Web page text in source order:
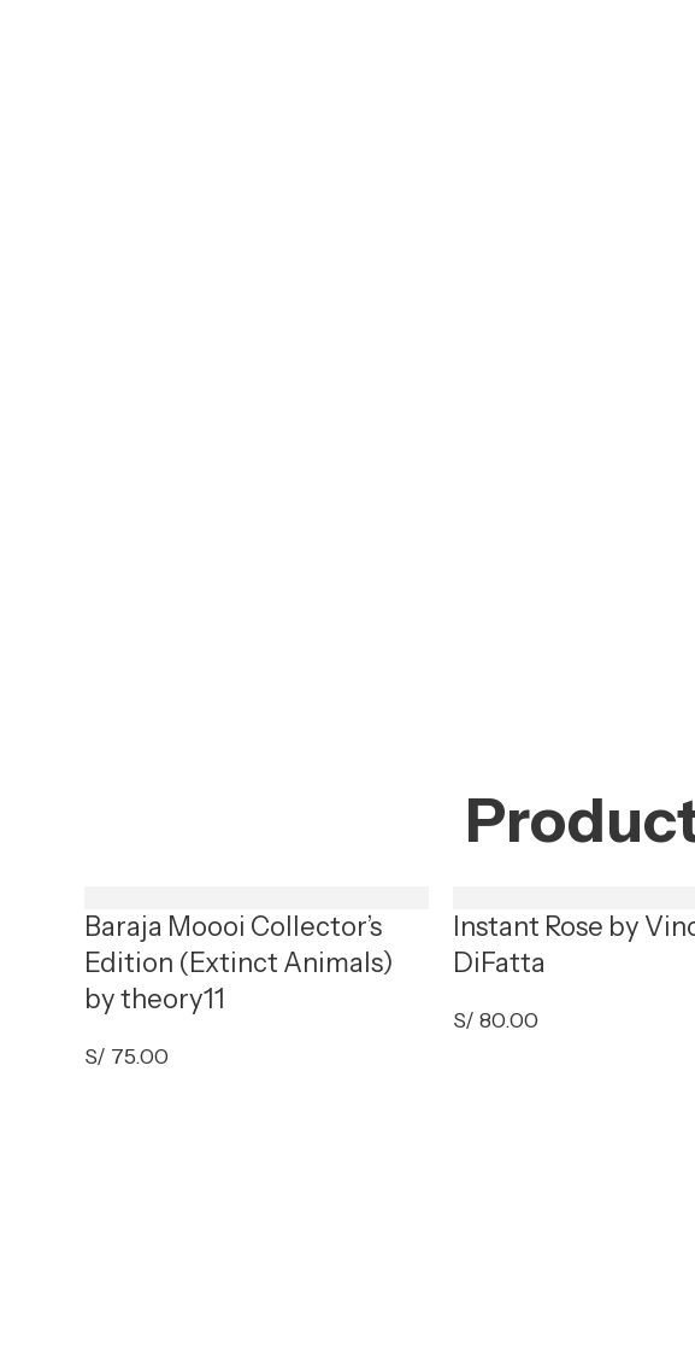
Baraja Moooi Collector’s
Edition (Extinct Animals)
by theory11
S/ 75.00
Instant Rose by
DiFatta
S/ 80.00